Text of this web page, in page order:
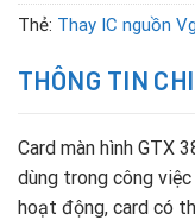
Thẻ: Thay IC nguồn
THÔNG TIN
Card màn hình GTX
dùng trong công
hoạt động, card có